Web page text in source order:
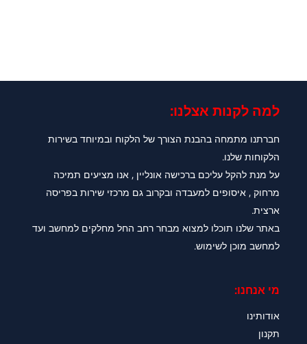
למה לקנות אצלנו:​
חברתנו מתמחה בהבנת הצורך של הלקוח ובמיוחד בשירות
הלקוחות שלנו.
על מנת להקל עליכם ברכישה אונליין , אנו מציעים תמיכה
מרחוק , איסופים למעבדה ובקרוב גם מרכזי שירות בפריסה
ארצית.
באתר שלנו תוכלו למצוא מבחר רחב החל מחלקים למחשב ועד
למחשב מוכן לשימוש.
מי אנחנו:
אודותינו
תקנון